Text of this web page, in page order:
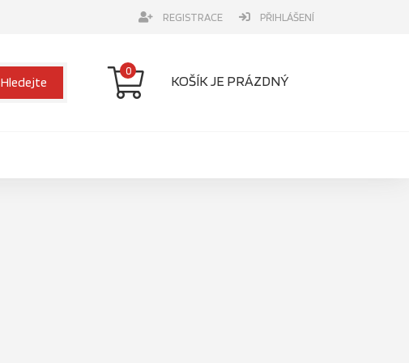
REGISTRACE PŘIHLÁŠENÍ
Hledejte
0
KOŠÍK JE PRÁZDNÝ